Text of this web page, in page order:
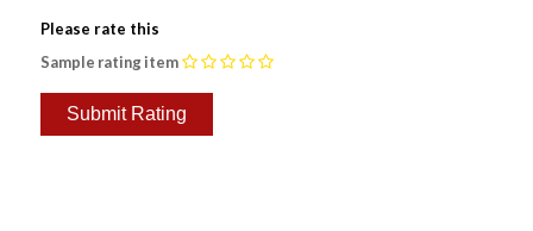
Please rate this
Sample rating item